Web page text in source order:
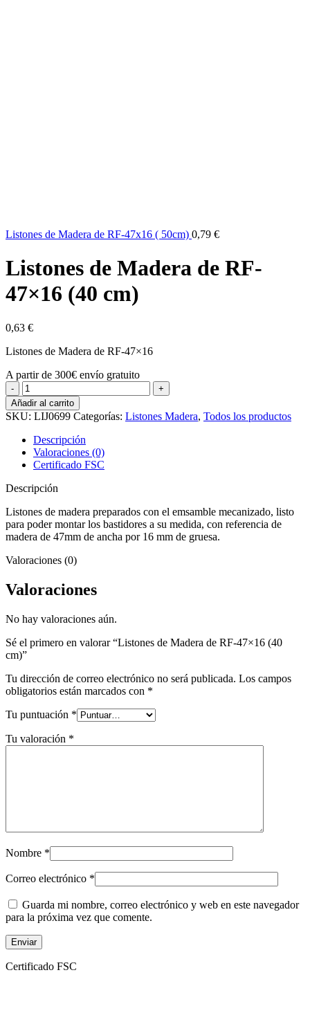
Listones de Madera de RF-47x16 ( 50cm) 0,79 €
Listones de Madera de RF-
47×16 (40 cm)
0,63 €
Listones de Madera de RF-47×16
A partir de 300€ envío gratuito
Listones
de
Madera
de
RF-
47x16
(40
cm)
cantidad
Añadir al carrito
SKU: LIJ0699 Categorías: Listones Madera, Todos los productos
Descripción
Valoraciones (0)
Certificado FSC
Descripción
Listones de madera preparados con el emsamble mecanizado, listo
para poder montar los bastidores a su medida, con referencia de
madera de 47mm de ancha por 16 mm de gruesa.
Valoraciones (0)
Valoraciones
No hay valoraciones aún.
Sé el primero en valorar “Listones de Madera de RF-47×16 (40
cm)”
Tu dirección de correo electrónico no será publicada. Los campos
obligatorios están marcados con *
Tu puntuación *
Tu valoración *
Nombre *
Correo electrónico *
Guarda mi nombre, correo electrónico y web en este navegador
para la próxima vez que comente.
Certificado FSC